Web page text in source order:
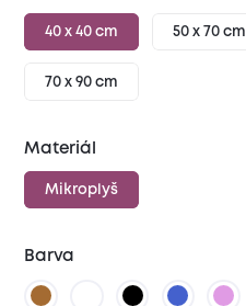
40 x 40 cm 50 x 70 cm
70 x 90 cm
Materiál
Mikroplyš
Barva